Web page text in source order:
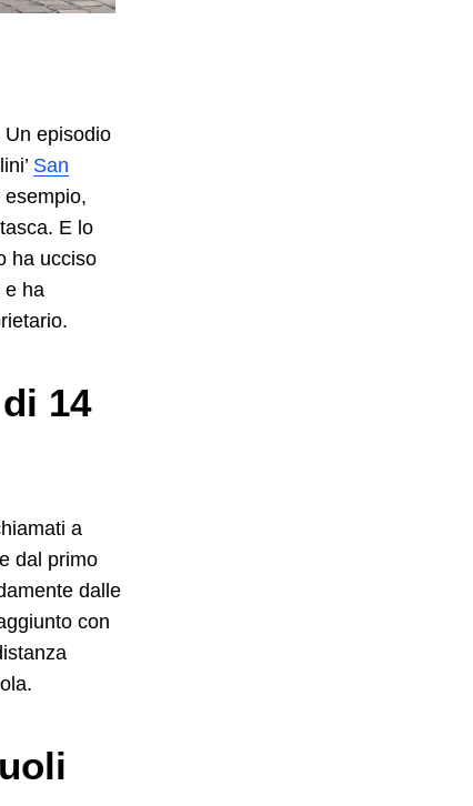
episodio
San
esempio,
E lo
ha ucciso
e ha
14
a
dal primo
dalle
con